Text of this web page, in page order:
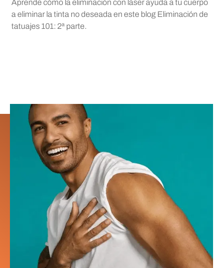
Aprende cómo la eliminación con láser ayuda a tu cuerpo
a eliminar la tinta no deseada en este blog Eliminación de
tatuajes 101: 2ª parte.